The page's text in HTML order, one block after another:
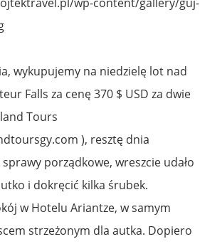
wykupujemy na niedzielę lot nad
Falls za cenę 370 $ USD za dwie
Tours
), resztę dnia
porządkowe, wreszcie udało
i dokręcić kilka śrubek.
w Hotelu Ariantze, w samym
strzeżonym dla autka. Dopiero